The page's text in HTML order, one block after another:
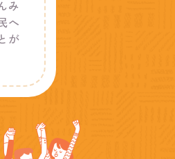
み
へ
が